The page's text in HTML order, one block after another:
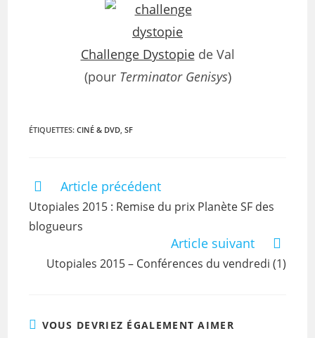
Challenge Dystopiede Val
(pour Terminator Genisys)
ÉTIQUETTES:CINÉ & DVD, SF
Article précédent
Utopiales 2015 : Remise du prix Planète SF des
blogueurs
Article suivant
Utopiales 2015 – Conférences du vendredi (1)
VOUS DEVRIEZ ÉGALEMENT AIMER